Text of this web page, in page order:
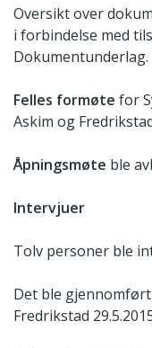
Oversikt over
i forbindelse med
Dokumentunderlag.
Felles formøte for
Askim og
Åpningsmøte ble
Intervjuer
Tolv personer ble
Det ble
Fredrikstad